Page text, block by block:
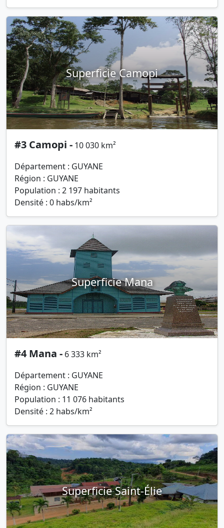
Superficie Camopi
#3 Camopi - 10 030 km²
Département : GUYANE
Région : GUYANE
Population : 2 197 habitants
Densité : 0 habs/km²
Superficie Mana
#4 Mana - 6 333 km²
Département : GUYANE
Région : GUYANE
Population : 11 076 habitants
Densité : 2 habs/km²
Superficie Saint-Élie